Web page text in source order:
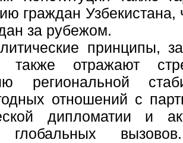
граждан Узбекистана,
за рубежом.
принципы,
также отражают
региональной
отношений с
дипломатии и
глобальных